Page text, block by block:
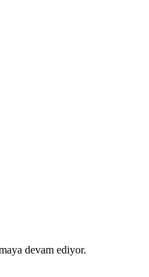
devam ediyor.